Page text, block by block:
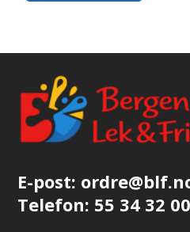
E-post:
Telefon: 55 34 32 00